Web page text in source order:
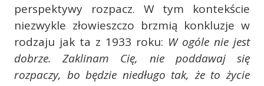
perspektywy rozpacz. W tym kontekście
niezwykle złowieszczo brzmią konkluzje w
rodzaju jak ta z 1933 roku: W ogóle nie jest
dobrze. Zaklinam Cię, nie poddawaj się
rozpaczy, bo będzie niedługo tak, że to życie